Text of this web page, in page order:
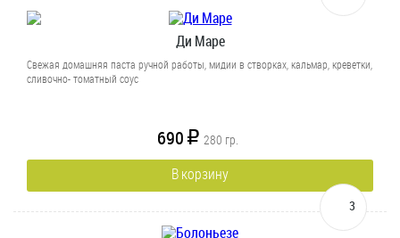
Ди Маре
Свежая домашняя паста ручной работы, мидии в створках, кальмар, креветки,
сливочно- томатный соус
690 R 280 гр.
В корзину
3